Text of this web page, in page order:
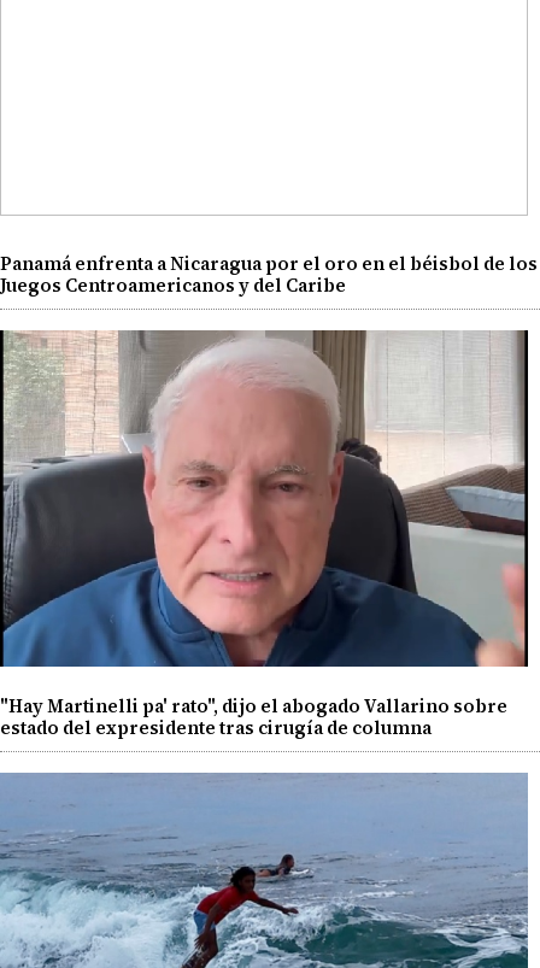
Panamá enfrenta a Nicaragua por el oro en el béisbol de los
Juegos Centroamericanos y del Caribe
"Hay Martinelli pa' rato", dijo el abogado Vallarino sobre
estado del expresidente tras cirugía de columna